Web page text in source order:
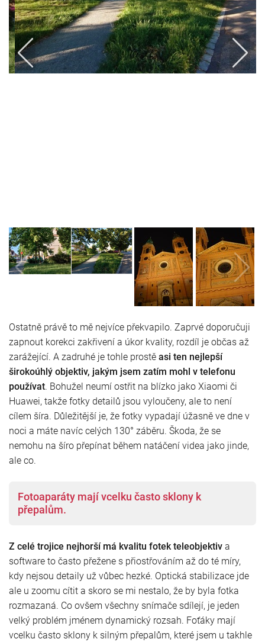
Ostatně právě to mě nejvíce překvapilo. Zaprvé doporučuji
zapnout korekci zakřivení a úkor kvality, rozdíl je občas až
zarážející. A zadruhé je tohle prostě asi ten nejlepší
širokoúhlý objektiv, jakým jsem zatím mohl v telefonu
používat. Bohužel neumí ostřit na blízko jako Xiaomi či
Huawei, takže fotky detailů jsou vyloučeny, ale to není
cílem šíra. Důležitější je, že fotky vypadají úžasně ve dne v
noci a máte navíc celých 130° záběru. Škoda, že se
nemohu na šíro přepínat během natáčení videa jako jinde,
ale co.
Fotoaparáty mají vcelku často sklony k
přepalům.
Z celé trojice nejhorší má kvalitu fotek teleobjektiv a
software to často přežene s přiostřováním až do té míry,
kdy nejsou detaily už vůbec hezké. Optická stabilizace jde
ale u zoomu cítit a skoro se mi nestalo, že by byla fotka
rozmazaná. Co ovšem všechny snímače sdílejí, je jeden
velký problém jménem dynamický rozsah. Foťáky mají
vcelku často sklony k silným přepalům, které jsem u takhle